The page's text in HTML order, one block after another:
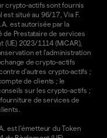
crypto-actifs sont fournis
est situé au 96/17, Via F.
est autorisée par la
de Prestataire de services
2023/1114 (MiCAR),
et l'administration
de crypto-actifs
d'autres crypto-actifs ;
de clients ; le
sur les crypto-actifs ;
de services de
est l'émetteur du Token